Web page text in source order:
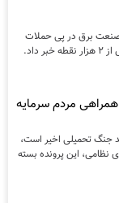
صنعت برق در پی حملات
مردم سرمایه
جنگ تحمیلی اخیر است،
نظامی، این پرونده بسته